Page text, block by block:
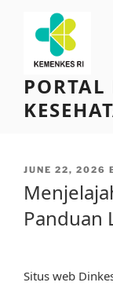
content
POSTED
JUNE 22, 2026
Panduan
Situs web